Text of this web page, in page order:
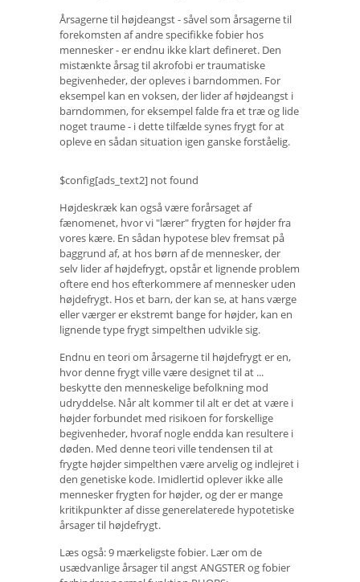
Årsagerne til højdeangst - såvel som årsagerne til
forekomsten af ​​andre specifikke fobier hos
mennesker - er endnu ikke klart defineret. Den
mistænkte årsag til akrofobi er traumatiske
begivenheder, der opleves i barndommen. For
eksempel kan en voksen, der lider af højdeangst i
barndommen, for eksempel falde fra et træ og lide
noget traume - i dette tilfælde synes frygt for at
opleve en sådan situation igen ganske forståelig.
$config[ads_text2] not found
Højdeskræk kan også være forårsaget af
fænomenet, hvor vi "lærer" frygten for højder fra
vores kære. En sådan hypotese blev fremsat på
baggrund af, at hos børn af de mennesker, der
selv lider af højdefrygt, opstår et lignende problem
oftere end hos efterkommere af mennesker uden
højdefrygt. Hos et barn, der kan se, at hans værge
eller værger er ekstremt bange for højder, kan en
lignende type frygt simpelthen udvikle sig.
Endnu en teori om årsagerne til højdefrygt er en,
hvor denne frygt ville være designet til at ...
beskytte den menneskelige befolkning mod
udryddelse. Når alt kommer til alt er det at være i
højder forbundet med risikoen for forskellige
begivenheder, hvoraf nogle endda kan resultere i
døden. Med denne teori ville tendensen til at
frygte højder simpelthen være arvelig og indlejret i
den genetiske kode. Imidlertid oplever ikke alle
mennesker frygten for højder, og der er mange
kritikpunkter af disse generelaterede hypotetiske
årsager til højdefrygt.
Læs også: 9 mærkeligste fobier. Lær om de
usædvanlige årsager til angst ANGSTER og fobier